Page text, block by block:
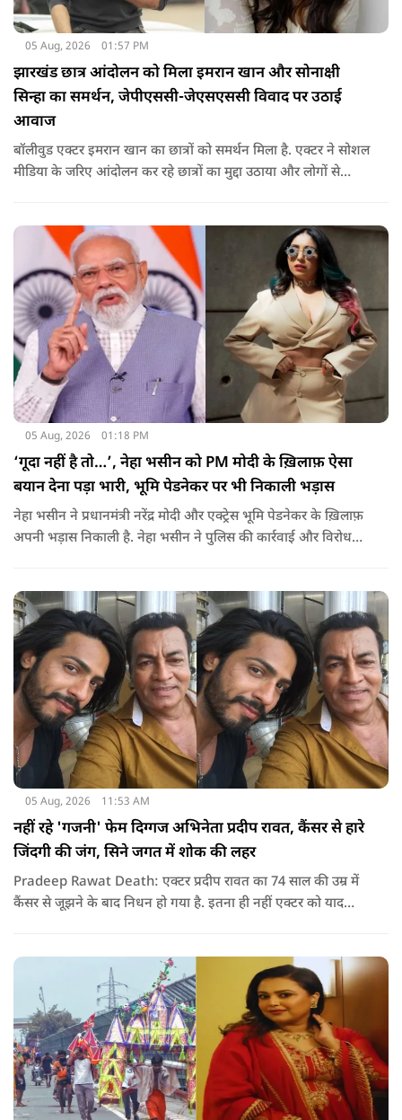
05 Aug, 2026 01:57 PM
झारखंड छात्र आंदोलन को मिला इमरान खान और सोनाक्षी
सिन्हा का समर्थन, जेपीएससी-जेएसएससी विवाद पर उठाई
आवाज
बॉलीवुड एक्टर इमरान खान का छात्रों को समर्थन मिला है. एक्टर ने सोशल
मीडिया के जरिए आंदोलन कर रहे छात्रों का मुद्दा उठाया और लोगों से
05 Aug, 2026 01:18 PM
‘गूदा नहीं है तो…’, नेहा भसीन को PM मोदी के ख़िलाफ़ ऐसा
बयान देना पड़ा भारी, भूमि पेडनेकर पर भी निकाली भड़ास
नेहा भसीन ने प्रधानमंत्री नरेंद्र मोदी और एक्ट्रेस भूमि पेडनेकर के ख़िलाफ़
अपनी भड़ास निकाली है. नेहा भसीन ने पुलिस की कार्रवाई और विरोध
05 Aug, 2026 11:53 AM
नहीं रहे 'गजनी' फेम दिग्गज अभिनेता प्रदीप रावत, कैंसर से हारे
जिंदगी की जंग, सिने जगत में शोक की लहर
Pradeep Rawat Death: एक्टर प्रदीप रावत का 74 साल की उम्र में
कैंसर से जूझने के बाद निधन हो गया है. इतना ही नहीं एक्टर को याद